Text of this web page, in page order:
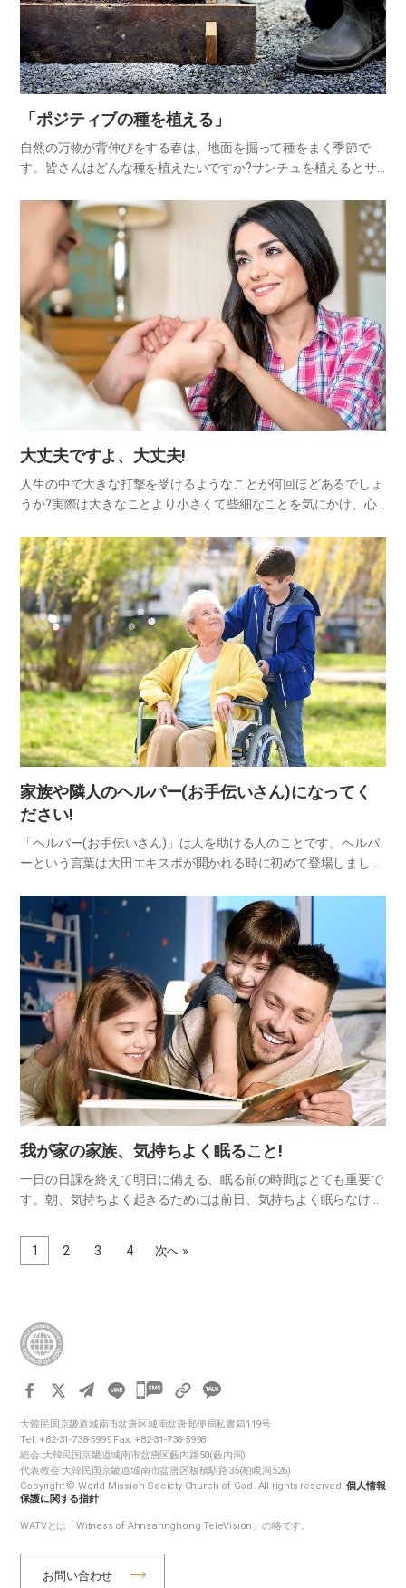
「ポジティブの種を植える」
自然の万物が背伸びをする春は、地面を掘って種をまく季節で
す。皆さんはどんな種を植えたいですか?サンチュを植えるとサ
に畑は種まき次第です。私たちの心の畑も同じです。よい種によ
い実がつく…
大丈夫ですよ、大丈夫!
人生の中で大きな打撃を受けるようなことが何回ほどあるでしょ
うか?実際は大きなことより小さくて些細なことを気にかけ、心
傷つく場合も同じです。少しだけ気に障ったり不快になったりす
ることが…
家族や隣人のヘルパー(お手伝いさん)になってく
ださい!
「ヘルパー(お手伝いさん)」は人を助ける人のことです。ヘルパ
ーという言葉は大田エキスポが開かれる時に初めて登場しました
ルパーなどいろんなヘルパーができました。いろんなヘルパーが
いると…
​我が家の家族、気持ちよく眠ること!​
一日の日課を終えて明日に備える、眠る前の時間はとても重要で
す。朝、気持ちよく起きるためには前日、気持ちよく眠らなけれ
余裕のある時でもあるので、この時間をうまく活用して家族間の
愛もより…
1 2 3 4 次へ »
카
오
톡
공
하
大韓民国京畿道城南市盆唐区城南盆唐郵便局私書箱119号
Tel. +82-31-738-5999 Fax. +82-31-738-5998
総会:大韓民国京畿道城南市盆唐区藪内路50(藪内洞)
代表教会:大韓民国京畿道城南市盆唐区板橋駅路35(柏峴洞526)
Copyright © World Mission Society Church of God. All rights reserved.個人情報
保護に関する指針
WATVとは「Witness of Ahnsahnghong TeleVision」の略です。
お問い合わせ